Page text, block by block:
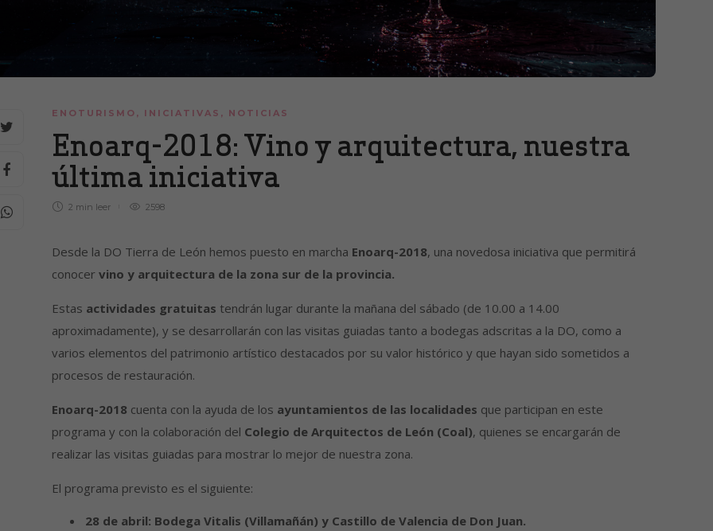
ENOTURISMO , INICIATIVAS , NOTICIAS
Enoarq-2018: Vino y arquitectura, nuestra
última iniciativa
2 min leer 2598
Desde la DO Tierra de León hemos puesto en marcha Enoarq-2018, una novedosa iniciativa que permitirá
conocer vino y arquitectura de la zona sur de la provincia.
Estas actividades gratuitas tendrán lugar durante la mañana del sábado (de 10.00 a 14.00
aproximadamente), y se desarrollarán con las visitas guiadas tanto a bodegas adscritas a la DO, como a
varios elementos del patrimonio artístico destacados por su valor histórico y que hayan sido sometidos a
procesos de restauración.
Enoarq-2018 cuenta con la ayuda de los ayuntamientos de las localidades que participan en este
programa y con la colaboración del Colegio de Arquitectos de León (Coal), quienes se encargarán de
realizar las visitas guiadas para mostrar lo mejor de nuestra zona.
El programa previsto es el siguiente:
28 de abril: Bodega Vitalis (Villamañán) y Castillo de Valencia de Don Juan.